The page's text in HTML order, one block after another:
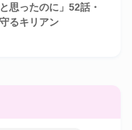
思ったのに」52話・
るキリアン